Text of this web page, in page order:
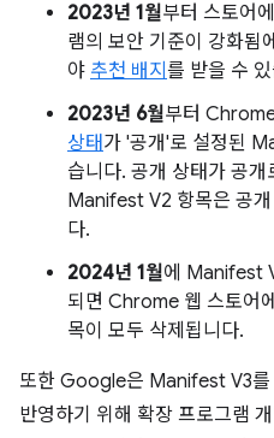
2023년 1월부터 스토어
램의 보안 기준이 강화됨
야 추천 배지 를 받을 수
2023년 6월부터
상태 가 '공개'로 설정된
습니다. 공개 상태가 공
Manifest V2 항목은 공개
다.
2024년 1월에 Manifest
되면 Chrome 웹 스토어
목이 모두 삭제됩니다.
또한 Google은 Manifest V3를
반영하기 위해 확장 프로그램